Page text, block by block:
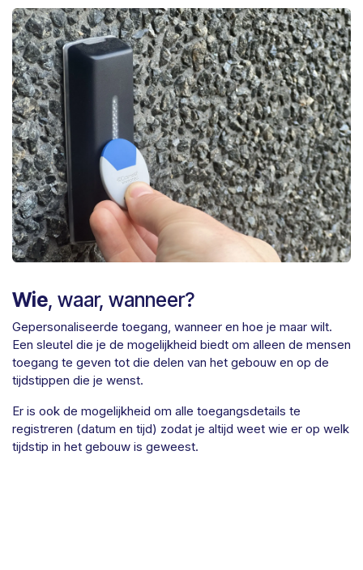
Wie, waar, wanneer?
Gepersonaliseerde toegang, wanneer en hoe je maar wilt.
Een sleutel die je de mogelijkheid biedt om alleen de mensen
toegang te geven tot die delen van het gebouw en op de
tijdstippen die je wenst.
Er is ook de mogelijkheid om alle toegangsdetails te
registreren (datum en tijd) zodat je altijd weet wie er op welk
tijdstip in het gebouw is geweest.